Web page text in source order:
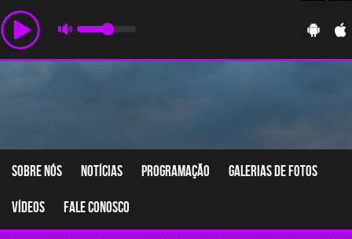
Sobre nós Notícias Programação Galerias de fotos
Vídeos Fale conosco